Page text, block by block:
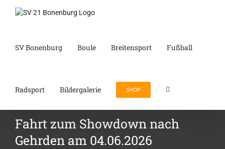
Inhalt
SV Bonenburg Boule Breitensport Fußball
Radsport Bildergalerie SHOP
Fahrt zum Showdown nach
Gehrden am 04.06.2026